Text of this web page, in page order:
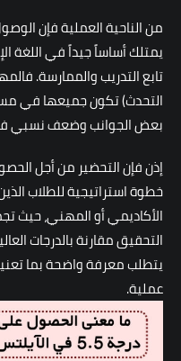
من الناحية العملية فإن
يمتلك أساساً جيداً في اللغة
تابع التدريب والممارسة.
التحدث) تكون جميعها في
بعض الجوانب وضعف نسبي
خطوة استراتيجية للطلاب
الأكاديمي أو المهني، حيث
يتطلب معرفة واضحة بما
عملية.